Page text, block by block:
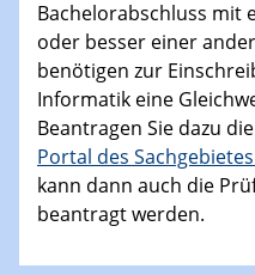
Bachelorabschluss mit
oder besser einer
benötigen zur
Informatik eine
Beantragen Sie dazu die
Portal des
kann dann auch die
beantragt werden.